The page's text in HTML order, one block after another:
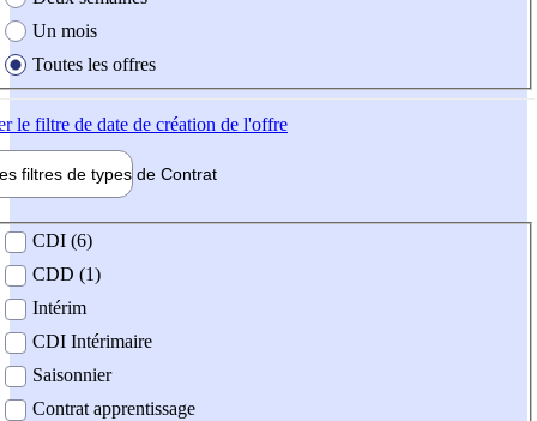
Un mois
Toutes les offres
le filtre de date de création de l'offre
filtres de types de Contrat
contrat
CDI (6)
CDD (1)
Intérim
CDI Intérimaire
Saisonnier
Contrat apprentissage